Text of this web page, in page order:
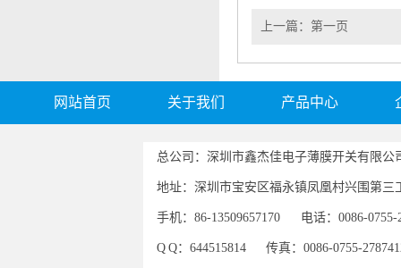
上一篇： 第一页
网站首页 关于我们 产品中心
总公司：深圳市鑫杰佳电子薄膜开关有限公
地址：深圳市宝安区福永镇凤凰村兴围第三
手机：86-13509657170 电话：0086-0755-
Q Q：644515814 传真：0086-0755-